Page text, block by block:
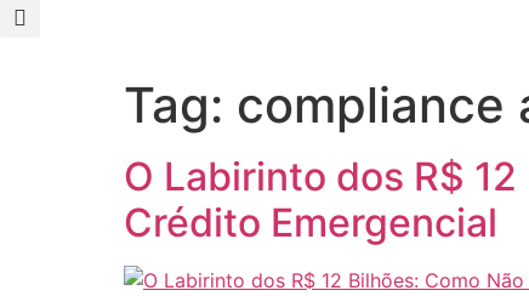
Tag: compliance
O Labirinto dos R$
Crédito Emergencial